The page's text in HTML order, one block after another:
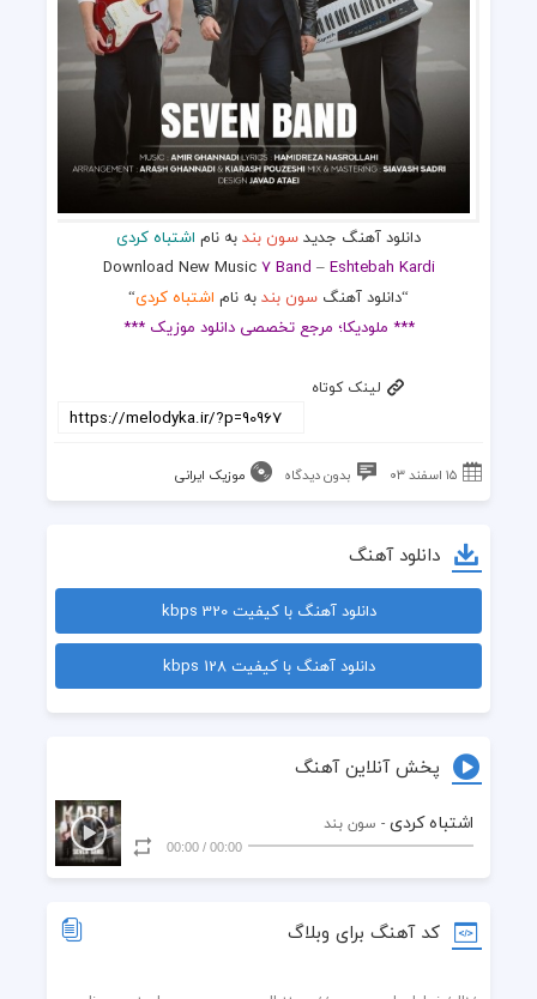
دانلود آهنگ جدیدسون بندبه نام اشتباه کردی
Download New Music7 Band –Eshtebah Kardi
“دانلود آهنگ سون بندبه نام اشتباه کردی“
*** ملودیکا؛ مرجع تخصصی دانلود موزیک ***
لینک کوتاه
۱۵ اسفند ۰۳ بدون دیدگاه موزیک ایرانی
دانلود آهنگ
دانلود آهنگ با کیفیت 320 kbps
دانلود آهنگ با کیفیت 128 kbps
پخش آنلاین آهنگ
اشتباه کردی - سون بند
00:00
/
00:00
کد آهنگ برای وبلاگ